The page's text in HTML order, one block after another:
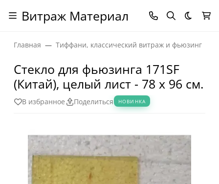
Витраж Материал Темная
Главная Тиффани, классический витраж и фьюзинг
Стекло для фьюзинга 171SF
(Китай), целый лист - 78 х 96 cм.
В избранное Поделиться НОВИНКА